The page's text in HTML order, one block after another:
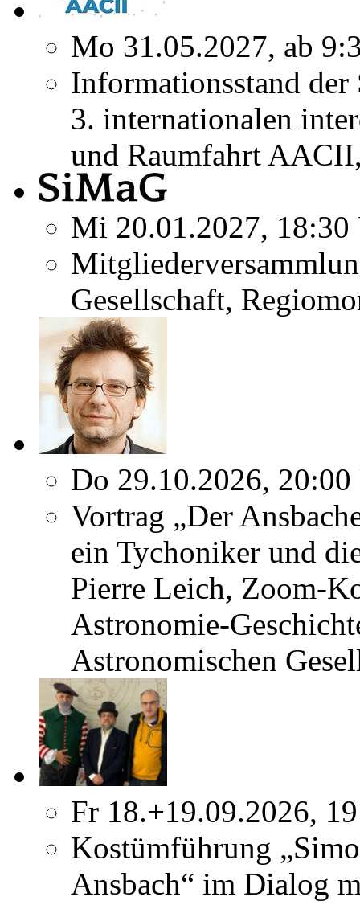
Mo 31.05.2027, ab
Informationsstand
3. internationalen
und Raumfahrt
Mi 20.01.2027, 18:30
Gesellschaft,
Do 29.10.2026,
Vortrag „Der
ein Tychoniker und
Pierre Leich, Zoom-
Astronomie-
Astronomischen
Fr 18.+19.09.2026,
Kostümführung
Ansbach“ im Dialog